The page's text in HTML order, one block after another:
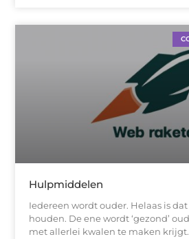
Hulpmiddelen
Iedereen wordt ouder. Helaas is
houden. De ene wordt ‘gezond’
met allerlei kwalen te maken